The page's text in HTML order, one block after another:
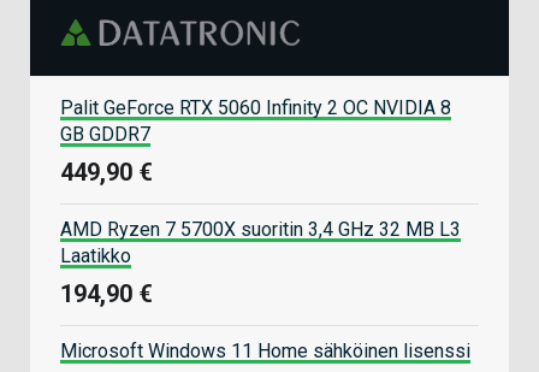
Palit GeForce RTX 5060 Infinity 2 OC NVIDIA 8
GB GDDR7
449,90 €
AMD Ryzen 7 5700X suoritin 3,4 GHz 32 MB L3
Laatikko
194,90 €
Microsoft Windows 11 Home sähköinen lisenssi